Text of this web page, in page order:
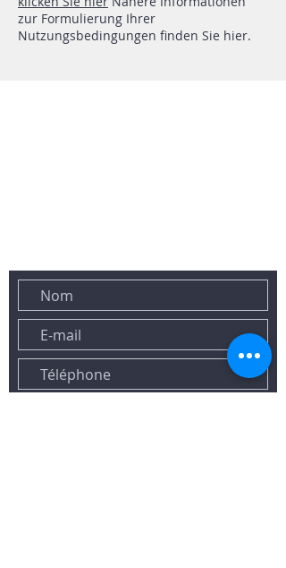
zur Formulierung Ihrer
Nutzungsbedingungen finden Sie hier.